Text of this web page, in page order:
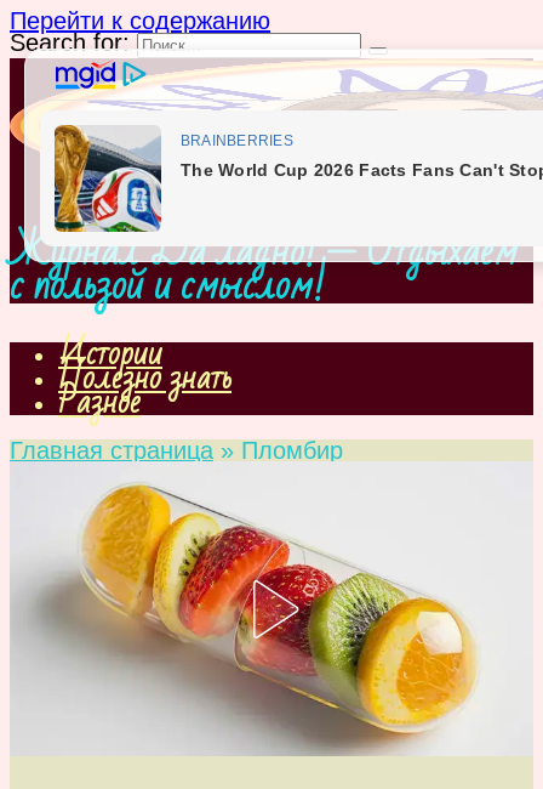
Перейти к содержанию
Search for:
Журнал Да ладно! — Отдыхаем
с пользой и смыслом!
Истории
Полезно знать
Разное
Главная страница » Пломбир